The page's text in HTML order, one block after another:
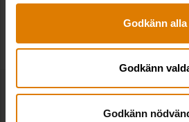
Godkänn alla
Godkänn
Godkänn
Experternas förhandsglimtar
bostadssociala konferensen